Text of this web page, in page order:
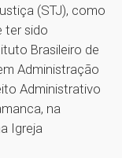
(STJ), como
ter sido
Brasileiro de
Administração
Administrativo
na
Igreja